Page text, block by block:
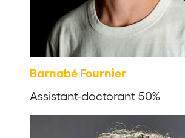
Barnabé Fournier
Assistant-doctorant 50%